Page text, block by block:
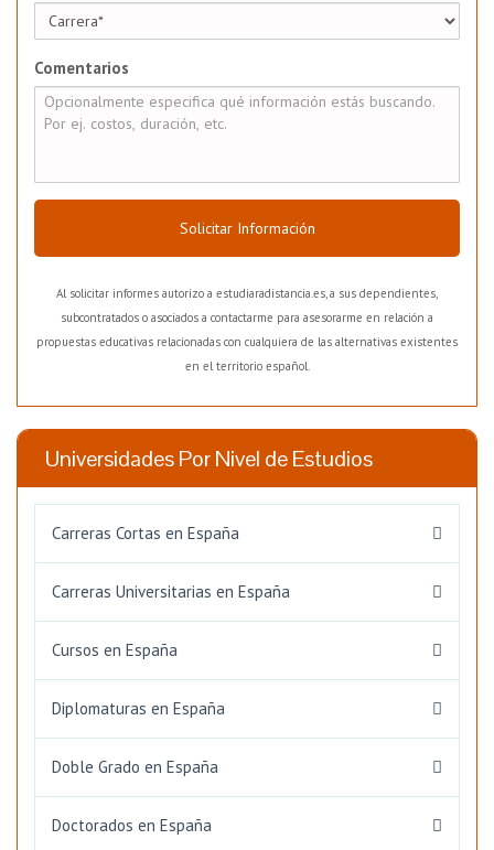
Comentarios
Solicitar Información
Al solicitar informes autorizo a estudiaradistancia.es, a sus dependientes,
subcontratados o asociados a contactarme para asesorarme en relación a
propuestas educativas relacionadas con cualquiera de las alternativas existentes
en el territorio español.
Universidades Por Nivel de Estudios
Carreras Cortas en España
Carreras Universitarias en España
Cursos en España
Diplomaturas en España
Doble Grado en España
Doctorados en España